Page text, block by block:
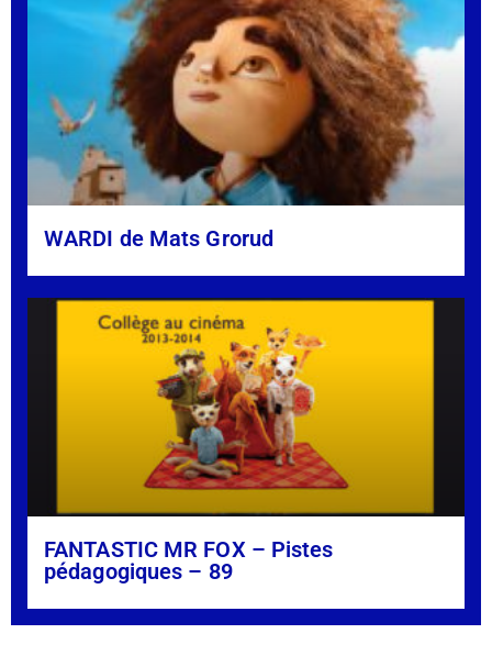
WARDI de Mats Grorud
FANTASTIC MR FOX – Pistes
pédagogiques – 89